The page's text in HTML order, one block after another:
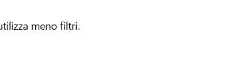
meno filtri.